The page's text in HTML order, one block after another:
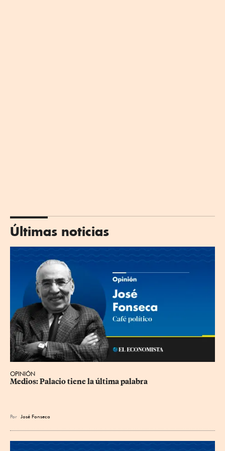
Últimas noticias
OPINIÓN
Medios: Palacio tiene la última palabra
Por José Fonseca